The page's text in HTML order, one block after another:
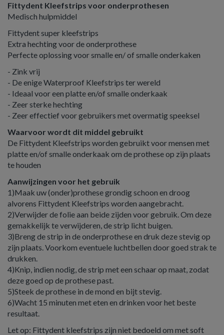
Fittydent Kleefstrips voor onderprothesen
Medisch hulpmiddel
Fittydent super kleefstrips
Extra hechting voor de onderprothese
Perfecte oplossing voor smalle en/ of smalle onderkaken
- Zink vrij
- De enige Waterproof Kleefstrips ter wereld
- Ideaal voor een platte en/of smalle onderkaak
- Zeer sterke hechting
- Zeer effectief voor gebruikers met overmatig speeksel
Waarvoor wordt dit middel gebruikt
De Fittydent Kleefstrips worden gebruikt voor mensen met
platte en/of smalle onderkaak om de prothese op zijn plaats
te houden
Aanwijzingen voor het gebruik
1)Maak uw (onder)prothese grondig schoon en droog
alvorens Fittydent Kleefstrips worden aangebracht.
2)Verwijder de folie aan beide zijden voor gebruik. Om deze
gemakkelijk te verwijderen, de strip licht buigen.
3)Breng de strip in de onderprothese en druk deze stevig op
zijn plaats. Voorkom eventuele luchtbellen door goed strak te
drukken.
4)Knip, indien nodig, de strip met een schaar op maat, zodat
deze goed op de prothese past.
5)Steek de prothese in de mond en bijt stevig.
6)Wacht 15 minuten met eten en drinken voor het beste
resultaat.
Let op: Fittydent kleefstrips zijn niet bedoeld om met soft